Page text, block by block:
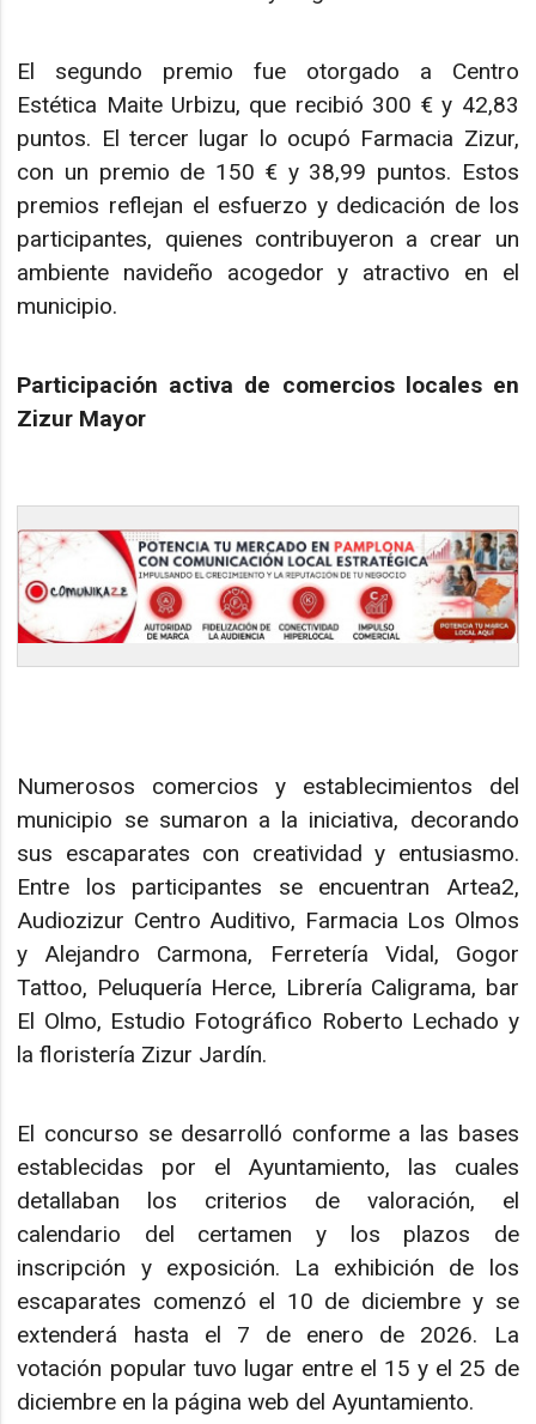
El segundo premio fue otorgado a Centro
Estética Maite Urbizu, que recibió 300 € y 42,83
puntos. El tercer lugar lo ocupó Farmacia Zizur,
con un premio de 150 € y 38,99 puntos. Estos
premios reflejan el esfuerzo y dedicación de los
participantes, quienes contribuyeron a crear un
ambiente navideño acogedor y atractivo en el
municipio.
Participación activa de comercios locales en
Zizur Mayor
Numerosos comercios y establecimientos del
municipio se sumaron a la iniciativa, decorando
sus escaparates con creatividad y entusiasmo.
Entre los participantes se encuentran Artea2,
Audiozizur Centro Auditivo, Farmacia Los Olmos
y Alejandro Carmona, Ferretería Vidal, Gogor
Tattoo, Peluquería Herce, Librería Caligrama, bar
El Olmo, Estudio Fotográfico Roberto Lechado y
la floristería Zizur Jardín.
El concurso se desarrolló conforme a las bases
establecidas por el Ayuntamiento, las cuales
detallaban los criterios de valoración, el
calendario del certamen y los plazos de
inscripción y exposición. La exhibición de los
escaparates comenzó el 10 de diciembre y se
extenderá hasta el 7 de enero de 2026. La
votación popular tuvo lugar entre el 15 y el 25 de
diciembre en la página web del Ayuntamiento.